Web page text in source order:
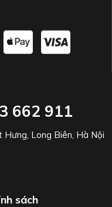
662 911
Long Biên, Hà Nội
sách